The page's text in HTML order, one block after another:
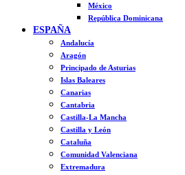
México
República Dominicana
ESPAÑA
Andalucía
Aragón
Principado de Asturias
Islas Baleares
Canarias
Cantabria
Castilla-La Mancha
Castilla y León
Cataluña
Comunidad Valenciana
Extremadura